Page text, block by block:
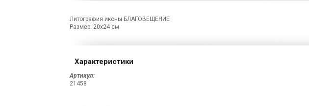
Литография иконы БЛАГОВЕЩЕНИЕ
Размер: 20х24 см
Характеристики
Артикул:
21458